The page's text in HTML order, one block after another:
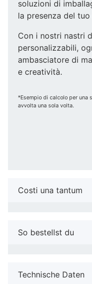
soluzioni di
la presenza del
Con i nostri nastri
personalizzabili,
ambasciatore di
e creatività.
*Esempio di calcolo per una
avvolta una sola volta.
Costi una tantum
So bestellst du
Technische Daten